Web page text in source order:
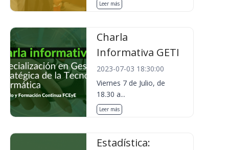
Leer más
Charla
Informativa GETI
2023-07-03 18:30:00
Viernes 7 de Julio, de
18.30 a...
Leer más
Estadística: